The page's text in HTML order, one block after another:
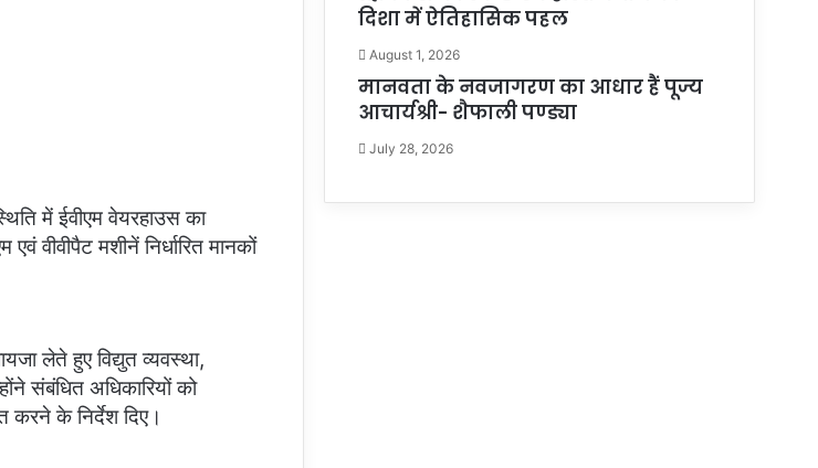
में ईवीएम वेयरहाउस का
वीवीपैट मशीनें निर्धारित मानकों
लेते हुए विद्युत व्यवस्था,
संबंधित अधिकारियों को
करने के निर्देश दिए।
दिशा में ऐतिहासिक पहल
August 1, 2026
मानवता के नवजागरण का आधार हैं पूज्य
आचार्यश्री- शैफाली पण्ड्या
July 28, 2026